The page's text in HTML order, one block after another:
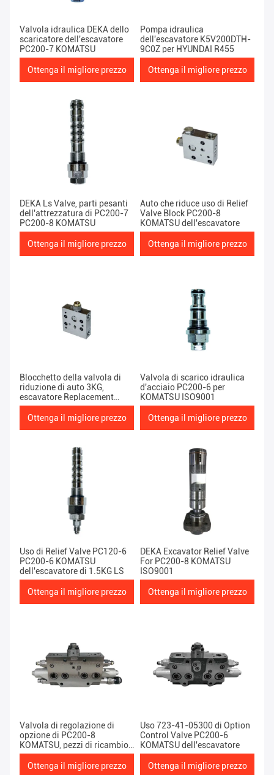
Valvola idraulica DEKA dello
scaricatore dell'escavatore
PC200-7 KOMATSU
Ottenga il migliore prezzo
Pompa idraulica
dell'escavatore K5V200DTH-
9C0Z per HYUNDAI R455
Ottenga il migliore prezzo
DEKA Ls Valve, parti pesanti
dell'attrezzatura di PC200-7
PC200-8 KOMATSU
Ottenga il migliore prezzo
Auto che riduce uso di Relief
Valve Block PC200-8
KOMATSU dell'escavatore
Ottenga il migliore prezzo
Blocchetto della valvola di
riduzione di auto 3KG,
escavatore Replacement
Parts di PC200-6 KOMATSU
Ottenga il migliore prezzo
Valvola di scarico idraulica
d'acciaio PC200-6 per
KOMATSU ISO9001
Ottenga il migliore prezzo
Uso di Relief Valve PC120-6
PC200-6 KOMATSU
dell'escavatore di 1.5KG LS
Ottenga il migliore prezzo
DEKA Excavator Relief Valve
For PC200-8 KOMATSU
ISO9001
Ottenga il migliore prezzo
Valvola di regolazione di
opzione di PC200-8
KOMATSU, pezzi di ricambio
movimento terra pesanti del
macchinario 2KG
Ottenga il migliore prezzo
Uso 723-41-05300 di Option
Control Valve PC200-6
KOMATSU dell'escavatore
Ottenga il migliore prezzo